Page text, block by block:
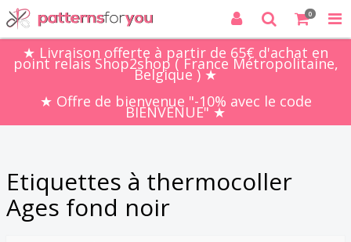
★ Livraison offerte à partir de 65€ d'achat en
point relais Shop2shop ( France Métropolitaine,
Belgique ) ★
★ Offre de bienvenue "-10% avec le code
BIENVENUE" ★
0
Etiquettes à thermocoller
Ages fond noir